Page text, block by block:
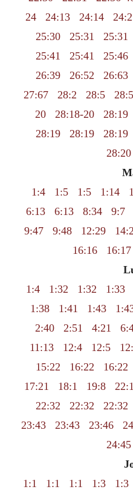
24
24:13 24:14
25:30
25:31 25:31
25:41
25:41 25:46
26:39
26:52 26:63
27:67
28:2 28:5
20
28:18-20 28:19
28:19
28:19 28:19
28:20
1:4
1:5 1:5 1:14
6:13
6:13 8:34 9:7
9:47
9:48 12:29
16:16
16:17
1:4
1:32 1:32 1:33
1:38
1:41 1:43
2:40
2:51 4:21
11:13
12:4 12:5
15:22
16:22 16:22
17:21
18:1 19:8
22:32
22:32 22:32
23:43
23:43 23:46
24:45
1:1
1:1 1:1 1:3 1:3